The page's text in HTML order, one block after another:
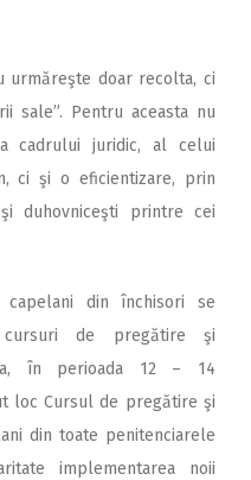
urmăreşte doar recolta, ci
sale”. Pentru aceasta nu
cadrului juridic, al celui
ci şi o eficientizare, prin
duhovniceşti printre cei
din închisori se
de pregătire şi
în perioada 12 – 14
loc Cursul de pregătire şi
din toate penitenciarele
implementarea noii